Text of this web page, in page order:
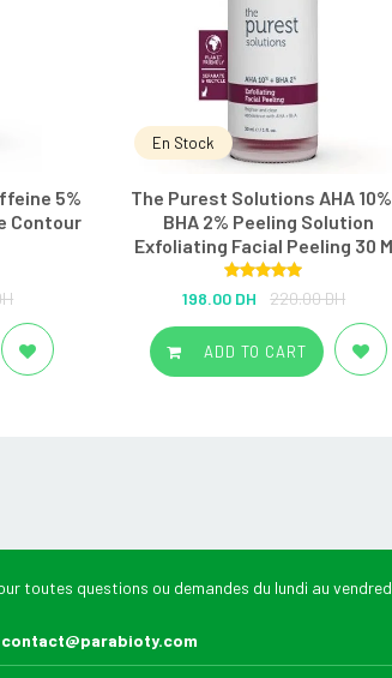
5%
Contour
En Stock
The Purest Solutions AHA
BHA 2% Peeling Solution
Exfoliating Facial Peeling 30
Rated5.00
out of 5
198.00 DH 220.00 DH
ADD TO CART
toutes questions ou demandes du lundi au
contact@parabioty.com